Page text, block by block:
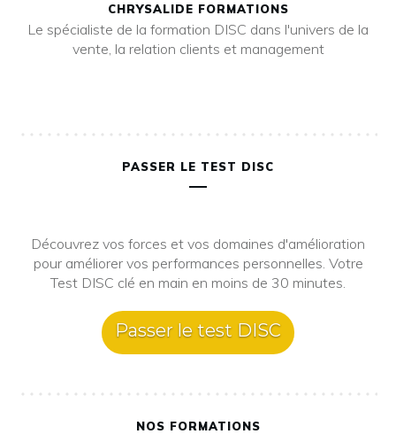
CHRYSALIDE FORMATIONS
Le spécialiste de la formation DISC dans l'univers de la
vente, la relation clients et management
PASSER LE TEST DISC
Découvrez vos forces et vos domaines d'amélioration
pour améliorer vos performances personnelles. Votre
Test DISC clé en main en moins de 30 minutes.
Passer le test DISC
NOS FORMATIONS